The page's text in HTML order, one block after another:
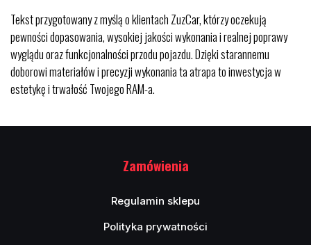
Tekst przygotowany z myślą o klientach ZuzCar, którzy oczekują
pewności dopasowania, wysokiej jakości wykonania i realnej poprawy
wyglądu oraz funkcjonalności przodu pojazdu. Dzięki starannemu
doborowi materiałów i precyzji wykonania ta atrapa to inwestycja w
estetykę i trwałość Twojego RAM-a.
Zamówienia
Regulamin sklepu
Polityka prywatności